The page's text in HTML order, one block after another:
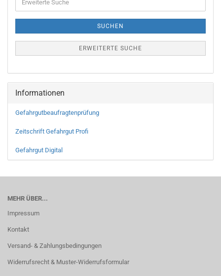
SUCHEN
ERWEITERTE SUCHE
Informationen
Gefahrgutbeaufragtenprüfung
Zeitschrift Gefahrgut Profi
Gefahrgut Digital
MEHR ÜBER...
Impressum
Kontakt
Versand- & Zahlungsbedingungen
Widerrufsrecht & Muster-Widerrufsformular